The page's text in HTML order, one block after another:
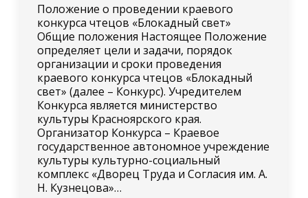
Положение о проведении краевого
конкурса чтецов «Блокадный свет»
Общие положения Настоящее Положение
определяет цели и задачи, порядок
организации и сроки проведения
краевого конкурса чтецов «Блокадный
свет» (далее – Конкурс). Учредителем
Конкурса является министерство
культуры Красноярского края.
Организатор Конкурса – Краевое
государственное автономное учреждение
культуры культурно-социальный
комплекс «Дворец Труда и Согласия им. А.
Н. Кузнецова»…